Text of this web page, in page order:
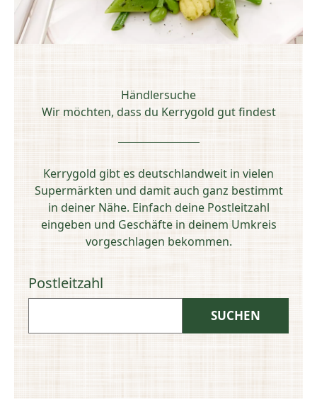
Händlersuche
Wir möchten, dass du Kerrygold gut findest
Kerrygold gibt es deutschlandweit in vielen
Supermärkten und damit auch ganz bestimmt
in deiner Nähe. Einfach deine Postleitzahl
eingeben und Geschäfte in deinem Umkreis
vorgeschlagen bekommen.
Postleitzahl